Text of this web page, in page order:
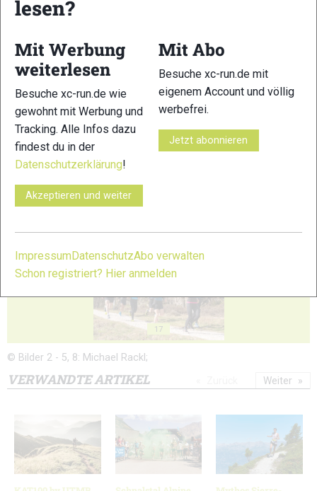
13
17
© Bilder 2 - 5, 8: Michael Rackl;
VERWANDTE ARTIKEL Weiter
lesen?
Mit Werbung
weiterlesen
Besuche xc-run.de wie
gewohnt mit Werbung und
Tracking. Alle Infos dazu
findest du in der
Datenschutzerklärung!
Akzeptieren und weiter
Mit Abo
Besuche xc-run.de mit
eigenem Account und völlig
werbefrei.
Jetzt abonnieren
ImpressumDatenschutzAbo verwalten
Schon registriert? Hier anmelden